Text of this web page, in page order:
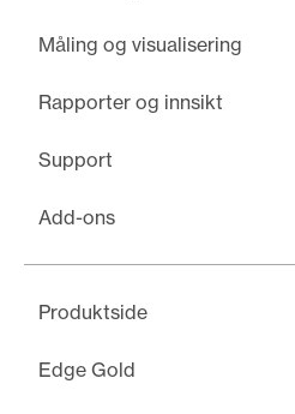
Måling og visualisering
Rapporter og innsikt
Support
Add-ons
Produktside
Edge Gold